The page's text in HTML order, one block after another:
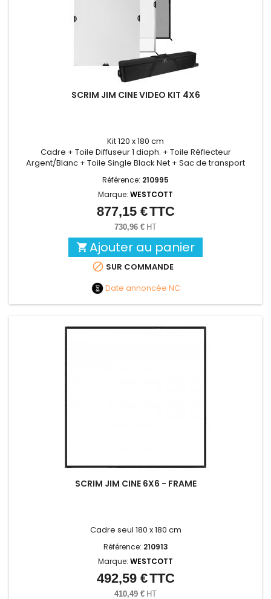
SCRIM JIM CINE VIDEO KIT 4X6
Kit 120 x 180 cm
Cadre + Toile Diffuseur 1 diaph. + Toile Réflecteur
Argent/Blanc + Toile Single Black Net + Sac de transport
Référence: 210995
Marque: WESTCOTT
Prix
877,15 €TTC
730,96 € HT
 Ajouter au panier
 SUR COMMANDE
Date annoncée NC
SCRIM JIM CINE 6X6 - FRAME
Cadre seul 180 x 180 cm
Référence: 210913
Marque: WESTCOTT
Prix
492,59 €TTC
410,49 € HT